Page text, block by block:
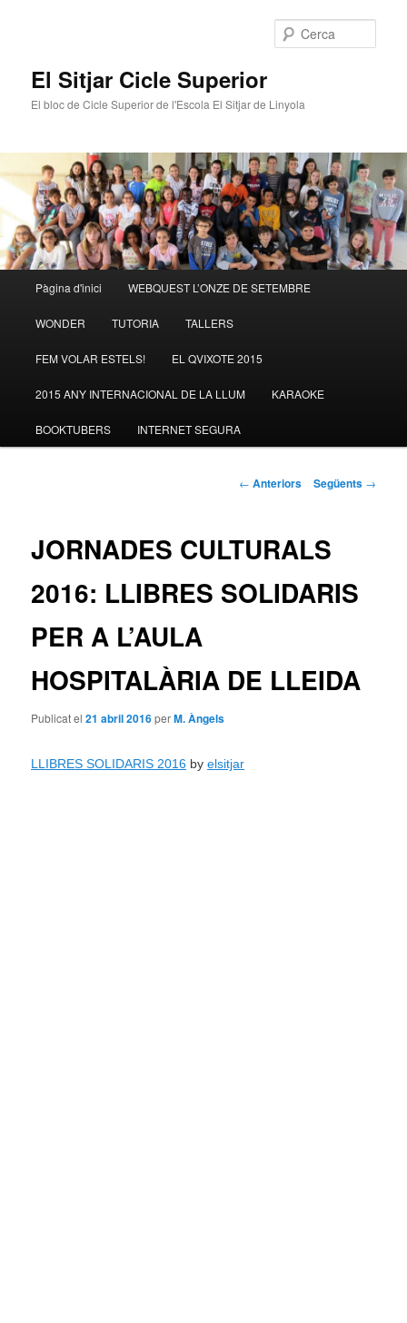
El Sitjar Cicle Superior
El bloc de Cicle Superior de l'Escola El Sitjar de Linyola
principal
Aneu
al
contingut
Pàgina d'inici WEBQUEST L’ONZE DE SETEMBRE
WONDER TUTORIA TALLERS
FEM VOLAR ESTELS! EL QVIXOTE 2015
2015 ANY INTERNACIONAL DE LA LLUM KARAOKE
BOOKTUBERS INTERNET SEGURA
Navegació
← Anteriors Següents →
JORNADES CULTURALS
2016: LLIBRES SOLIDARIS
PER A L’AULA
HOSPITALÀRIA DE LLEIDA
Publicat el21 abril 2016perM. Àngels
LLIBRES SOLIDARIS 2016 byelsitjar